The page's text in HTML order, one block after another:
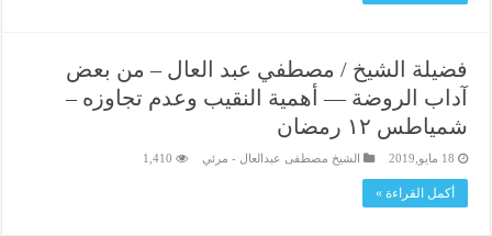
فضيلة الشيخ / مصطفي عبد العال – من بعض
آداب الروضة — أهمية النقيب وعدم تجاوزه –
شمياطس ١٢ رمضان
18 مايو,2019 الشيخ مصطفى عبدالعال - مرئي 1,410
أكمل القراءة »